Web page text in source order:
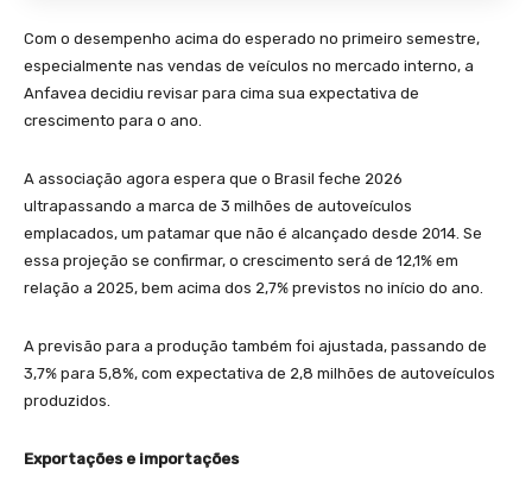
Com o desempenho acima do esperado no primeiro semestre,
especialmente nas vendas de veículos no mercado interno, a
Anfavea decidiu revisar para cima sua expectativa de
crescimento para o ano.
A associação agora espera que o Brasil feche 2026
ultrapassando a marca de 3 milhões de autoveículos
emplacados, um patamar que não é alcançado desde 2014. Se
essa projeção se confirmar, o crescimento será de 12,1% em
relação a 2025, bem acima dos 2,7% previstos no início do ano.
A previsão para a produção também foi ajustada, passando de
3,7% para 5,8%, com expectativa de 2,8 milhões de autoveículos
produzidos.
Exportações e importações